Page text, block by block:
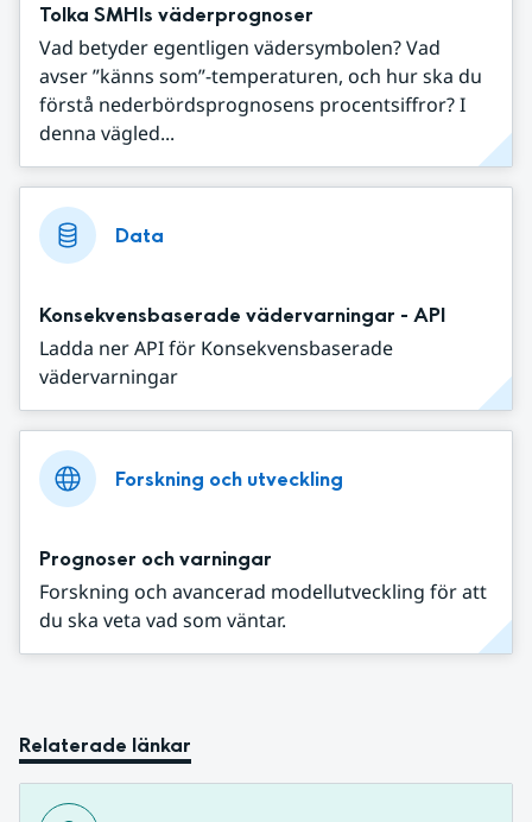
Tolka SMHIs väderprognoser
Vad betyder egentligen vädersymbolen? Vad
avser ”känns som”-temperaturen, och hur ska du
förstå nederbördsprognosens procentsiffror? I
denna vägled...
Data
Konsekvensbaserade vädervarningar - API
Ladda ner API för Konsekvensbaserade
vädervarningar
Forskning och utveckling
Prognoser och varningar
Forskning och avancerad modellutveckling för att
du ska veta vad som väntar.
Relaterade länkar